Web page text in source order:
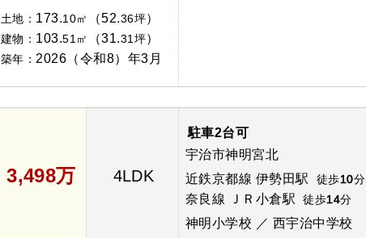
土地： 173.10㎡ （52.36坪）
建物： 103.51㎡ （31.31坪）
築年： 2026（令和8）年3月
3,498万 4LDK
駐車2台可
宇治市神明宮北
近鉄京都線 伊勢田駅
徒歩10分
奈良線 ＪＲ小倉駅 徒歩14分
神明小学校 ／ 西宇治中学校